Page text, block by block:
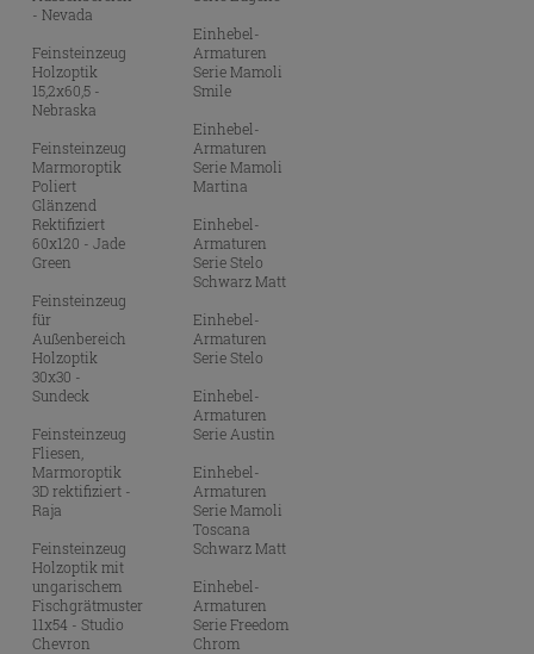
- Nevada
Feinsteinzeug
Holzoptik
15,2x60,5 -
Nebraska
Feinsteinzeug
Marmoroptik
Poliert
Glänzend
Rektifiziert
60x120 - Jade
Green
Feinsteinzeug
für
Außenbereich
Holzoptik
30x30 -
Sundeck
Feinsteinzeug
Fliesen,
Marmoroptik
3D rektifiziert -
Raja
Feinsteinzeug
Holzoptik mit
ungarischem
Fischgrätmuster
11x54 - Studio
Chevron
Einhebel-
Armaturen
Serie Mamoli
Smile
Einhebel-
Armaturen
Serie Mamoli
Martina
Einhebel-
Armaturen
Serie Stelo
Schwarz Matt
Einhebel-
Armaturen
Serie Stelo
Einhebel-
Armaturen
Serie Austin
Einhebel-
Armaturen
Serie Mamoli
Toscana
Schwarz Matt
Einhebel-
Armaturen
Serie Freedom
Chrom